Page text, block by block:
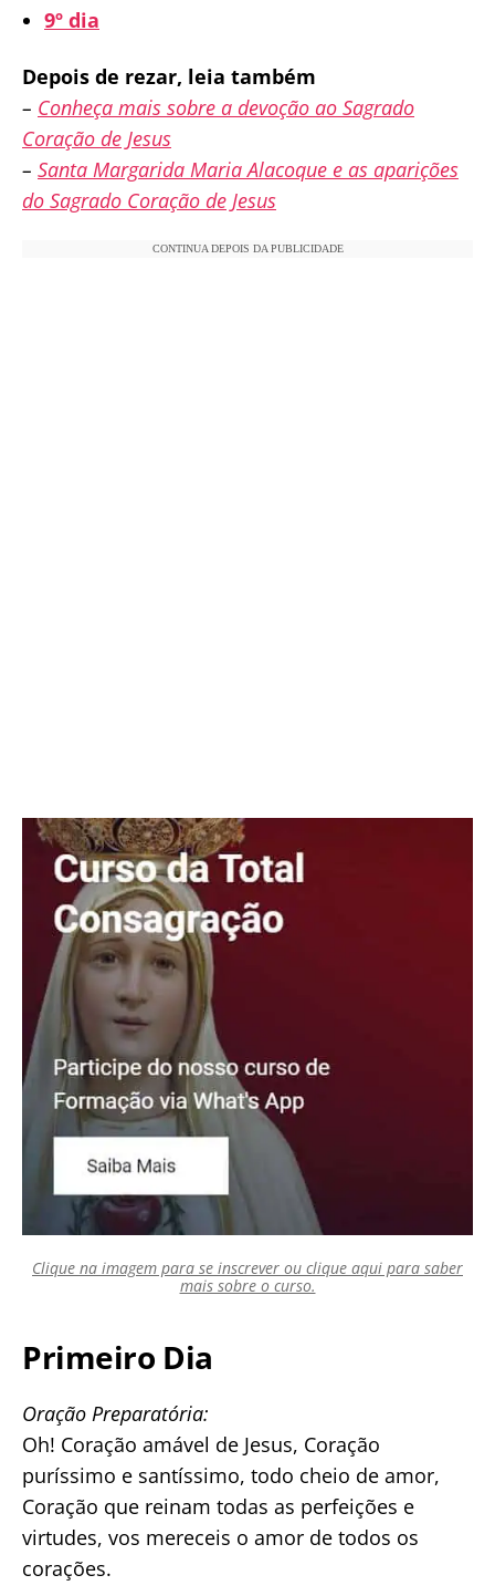
9º dia
Depois de rezar, leia também
– Conheça mais sobre a devoção ao Sagrado
Coração de Jesus
– Santa Margarida Maria Alacoque e as aparições
do Sagrado Coração de Jesus
CONTINUA DEPOIS DA PUBLICIDADE
Clique na imagem para se inscrever ou clique aqui para saber
mais sobre o curso.
Primeiro Dia
Oração Preparatória:
Oh! Coração amável de Jesus, Coração
puríssimo e santíssimo, todo cheio de amor,
Coração que reinam todas as perfeições e
virtudes, vos mereceis o amor de todos os
corações.